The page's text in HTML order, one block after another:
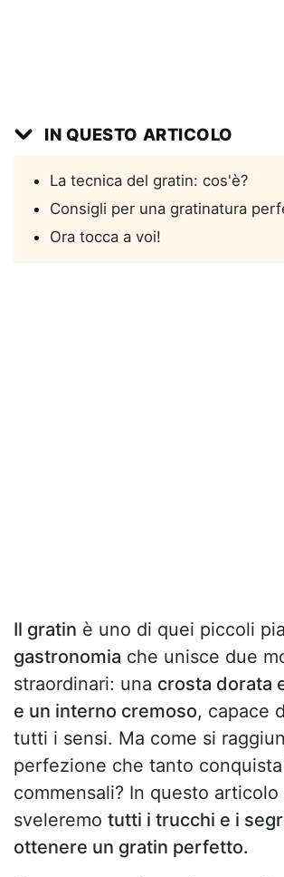
IN QUESTO ARTICOLO
La tecnica del gratin: cos'è?
Consigli per una gratinatura
Ora tocca a voi!
Il gratin è uno di quei piccoli
gastronomia che unisce due
straordinari: una crosta dorata
e un interno cremoso, capace
tutti i sensi. Ma come si
perfezione che tanto
commensali? In questo articolo
sveleremo tutti i trucchi e i
ottenere un gratin perfetto.